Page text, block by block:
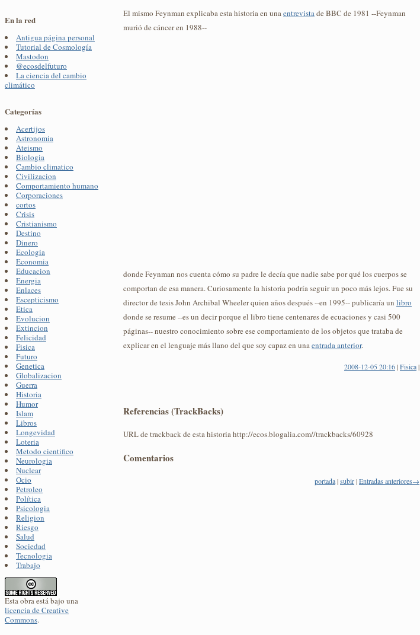
En la red
Antigua página personal
Tutorial de Cosmología
Mastodon
@ecosdelfuturo
La ciencia del cambio
climático
Categorías
Acertijos
Astronomia
Ateismo
Biologia
Cambio climatico
Civilizacion
Comportamiento humano
Corporaciones
cortos
Crisis
Cristianismo
Destino
Dinero
Ecologia
Economia
Educacion
Energia
Enlaces
Escepticismo
Etica
Evolucion
Extincion
Felicidad
Fisica
Futuro
Genetica
Globalizacion
Guerra
Historia
Humor
Islam
Libros
Longevidad
Loteria
Metodo cientifico
Neurologia
Nuclear
Ocio
Petroleo
Política
Psicologia
Religion
Riesgo
Salud
Sociedad
Tecnologia
Trabajo
Esta obra está bajo una
licencia de Creative
Commons.
El mismo Feynman explicaba esta historia en unaentrevistade BBC de 1981 --Feynman
murió de cáncer en 1988--
donde Feynman nos cuenta cómo su padre le decía que nadie sabe por qué los cuerpos se
comportan de esa manera. Curiosamente la historia podría seguir un poco más lejos. Fue su
director de tesis John Archibal Wheeler quien años después --en 1995-- publicaría un libro
donde se resume --es un decir porque el libro tiene centenares de ecuaciones y casi 500
páginas-- nuestro conocimiento sobre ese comportamiento de los objetos que trataba de
explicar en el lenguaje más llano del que soy capaz en unaentrada anterior.
2008-12-05 20:16|Fisica|
Referencias (TrackBacks)
URL de trackback de esta historia http://ecos.blogalia.com//trackbacks/60928
Comentarios
portada|subir|Entradas anteriores→